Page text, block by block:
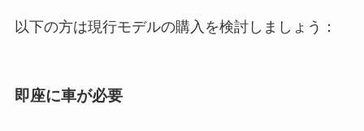
以下の方は現行モデルの購入を検討しましょう：
即座に車が必要